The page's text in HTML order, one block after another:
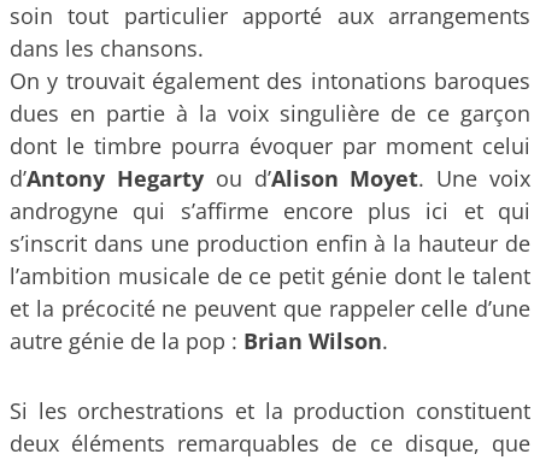
soin tout particulier apporté aux arrangements
dans les chansons.
On y trouvait également des intonations baroques
dues en partie à la voix singulière de ce garçon
dont le timbre pourra évoquer par moment celui
d’Antony Hegartyou d’Alison Moyet. Une voix
androgyne qui s’affirme encore plus ici et qui
s’inscrit dans une production enfin à la hauteur de
l’ambition musicale de ce petit génie dont le talent
et la précocité ne peuvent que rappeler celle d’une
autre génie de la pop : Brian Wilson.
Si les orchestrations et la production constituent
deux éléments remarquables de ce disque, que